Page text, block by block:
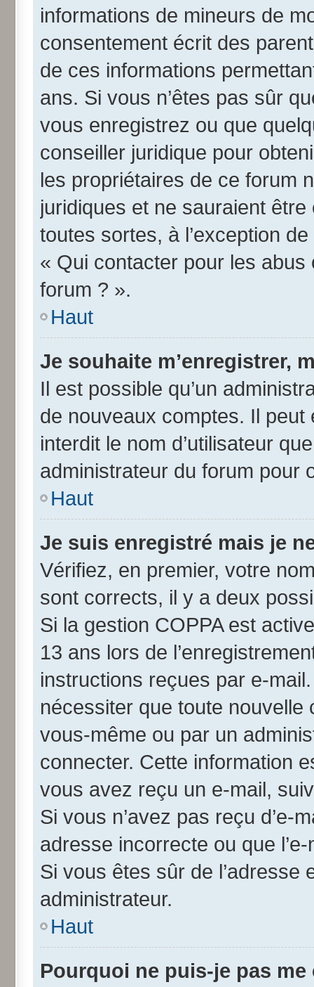
informations de mineurs de
consentement écrit des
de ces informations
ans. Si vous n’êtes pas sûr
vous enregistrez ou que
conseiller juridique pour
les propriétaires de ce forum
juridiques et ne sauraient
toutes sortes, à l’exception
« Qui contacter pour les
forum ? ».
Haut
Je souhaite m’enregistrer,
Il est possible qu’un
de nouveaux comptes. Il
interdit le nom d’utilisateur
administrateur du forum pour
Haut
Je suis enregistré mais je
Vérifiez, en premier, votre
sont corrects, il y a deux
Si la gestion COPPA est
13 ans lors de
instructions reçues par e-
nécessiter que toute
vous-même ou par un
connecter. Cette information
vous avez reçu un e-mail,
Si vous n’avez pas reçu d’e-
adresse incorrecte ou que
Si vous êtes sûr de l’adresse
administrateur.
Haut
Pourquoi ne puis-je pas